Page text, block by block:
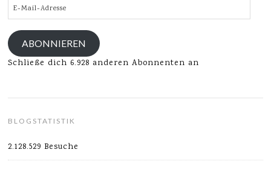
E-
Mail-
Adresse
ABONNIEREN
Schließe dich 6.928 anderen Abonnenten an
BLOGSTATISTIK
2.128.529 Besuche